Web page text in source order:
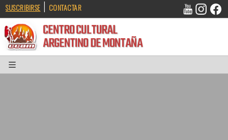
SUSCRIBIRSE | CONTACTAR
CENTRO CULTURAL
ARGENTINO DE MONTAÑA